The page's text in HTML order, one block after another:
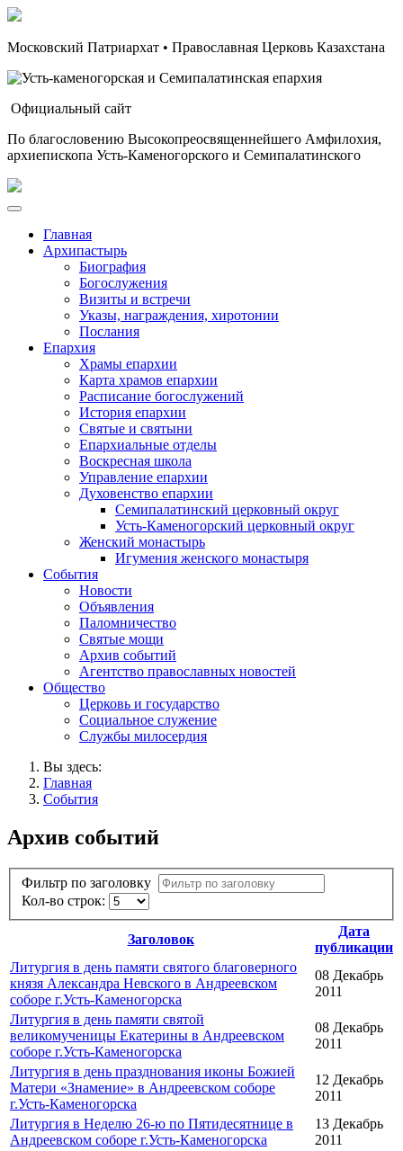
Московский Патриархат • Православная Церковь Казахстана
Официальный сайт
По благословению Высокопреосвященнейшего Амфилохия,
архиепископа Усть-Каменогорского и Семипалатинского
Главная
Архипастырь
Биография
Богослужения
Визиты и встречи
Указы, награждения, хиротонии
Послания
Епархия
Храмы епархии
Карта храмов епархии
Расписание богослужений
История епархии
Святые и святыни
Епархиальные отделы
Воскресная школа
Управление епархии
Духовенство епархии
Семипалатинский церковный округ
Усть-Каменогорский церковный округ
Женский монастырь
Игумения женского монастыря
События
Новости
Объявления
Паломничество
Святые мощи
Архив событий
Агентство православных новостей
Общество
Церковь и государство
Социальное служение
Службы милосердия
Вы здесь:
Главная
События
Архив событий
Фильтр по заголовку
Кол-во строк:
Заголовок
Дата
публикации
Литургия в день памяти святого благоверного
князя Александра Невского в Андреевском
соборе г.Усть-Каменогорска
08 Декабрь
2011
Литургия в день памяти святой
великомученицы Екатерины в Андреевском
соборе г.Усть-Каменогорска
08 Декабрь
2011
Литургия в день празднования иконы Божией
Матери «Знамение» в Андреевском соборе
г.Усть-Каменогорска
12 Декабрь
2011
Литургия в Неделю 26-ю по Пятидесятнице в
Андреевском соборе г.Усть-Каменогорска
13 Декабрь
2011